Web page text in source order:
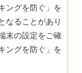
ングを防ぐ」を
なることがあり
末の設定をご確
ングを防ぐ」を